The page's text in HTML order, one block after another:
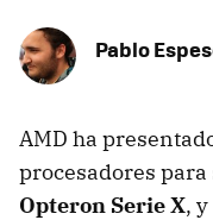
Pablo
AMD ha
procesadores
Opteron Serie X,